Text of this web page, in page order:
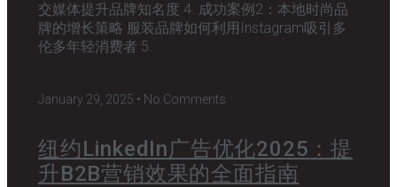
交媒体提升品牌知名度 4. 成功案例2：本地时尚品
牌的增长策略 服装品牌如何利用Instagram吸引多
伦多年轻消费者 5.
January 29, 2025 No Comments
纽约LinkedIn广告优化2025：提
升B2B营销效果的全面指南